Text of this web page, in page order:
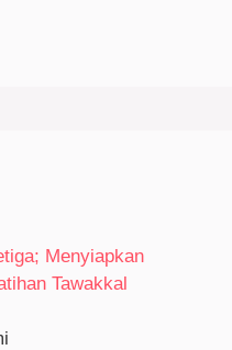
Menyiapkan
Tawakkal